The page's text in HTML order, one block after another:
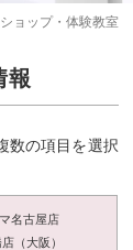
ョップ・体験教室
報
数の項目を選択
名古屋店
（大阪）